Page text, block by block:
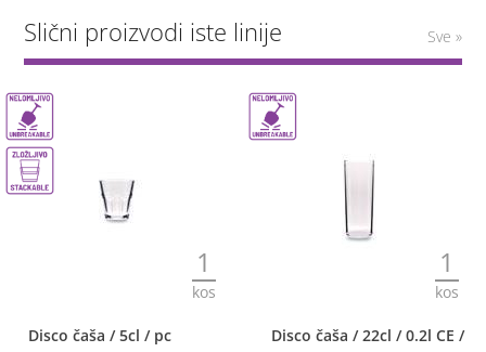
Slični proizvodi iste linije Sve »
1
kos
Disco čaša / 5cl / pc
1
kos
Disco čaša / 22cl / 0.2l CE /